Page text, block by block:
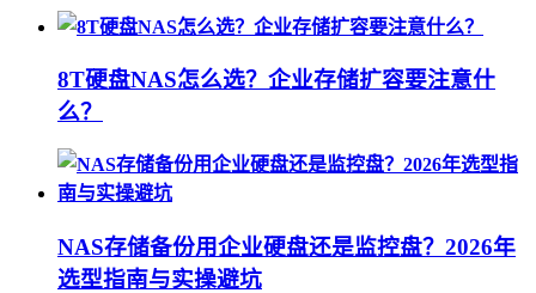
8T硬盘NAS怎么选？企业存储扩容要注意什
么？
NAS存储备份用企业硬盘还是监控盘？2026年
选型指南与实操避坑